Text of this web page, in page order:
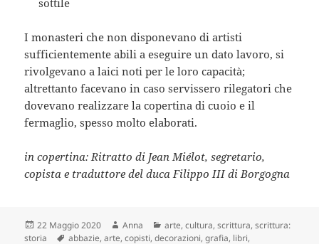
sottile
I monasteri che non disponevano di artisti
sufficientemente abili a eseguire un dato lavoro, si
rivolgevano a laici noti per le loro capacità;
altrettanto facevano in caso servissero rilegatori che
dovevano realizzare la copertina di cuoio e il
fermaglio, spesso molto elaborati.
in copertina: Ritratto di Jean Miélot, segretario,
copista e traduttore del duca Filippo III di Borgogna
Scritto
il
22 Maggio 2020 Autore
Anna Categorie
arte,cultura,scrittura,scrittura:
storia
Tag
abbazie,arte,copisti,decorazioni,grafia, libri,